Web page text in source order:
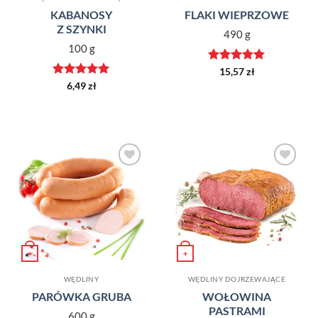
KABANOSY
Z SZYNKI
100 g
Oceniono
6,49zł
FLAKI WIEPRZOWE
490 g
Oceniono
15,57zł
Dodaj do
ulubionych
+
WĘDLINY
PARÓWKA GRUBA
Dodaj do
ulubionych
+
Ten produkt ma
WĘDLINY DOJRZEWAJĄCE
WOŁOWINA
PASTRAMI